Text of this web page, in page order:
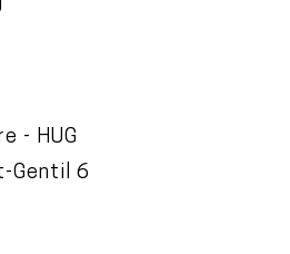
- HUG
Gentil 6